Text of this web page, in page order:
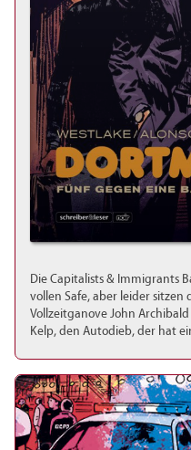
Die Capitalists & Immigrants
vollen Safe, aber leider sitzen
Vollzeitganove John
Kelp, den Autodieb, der hat